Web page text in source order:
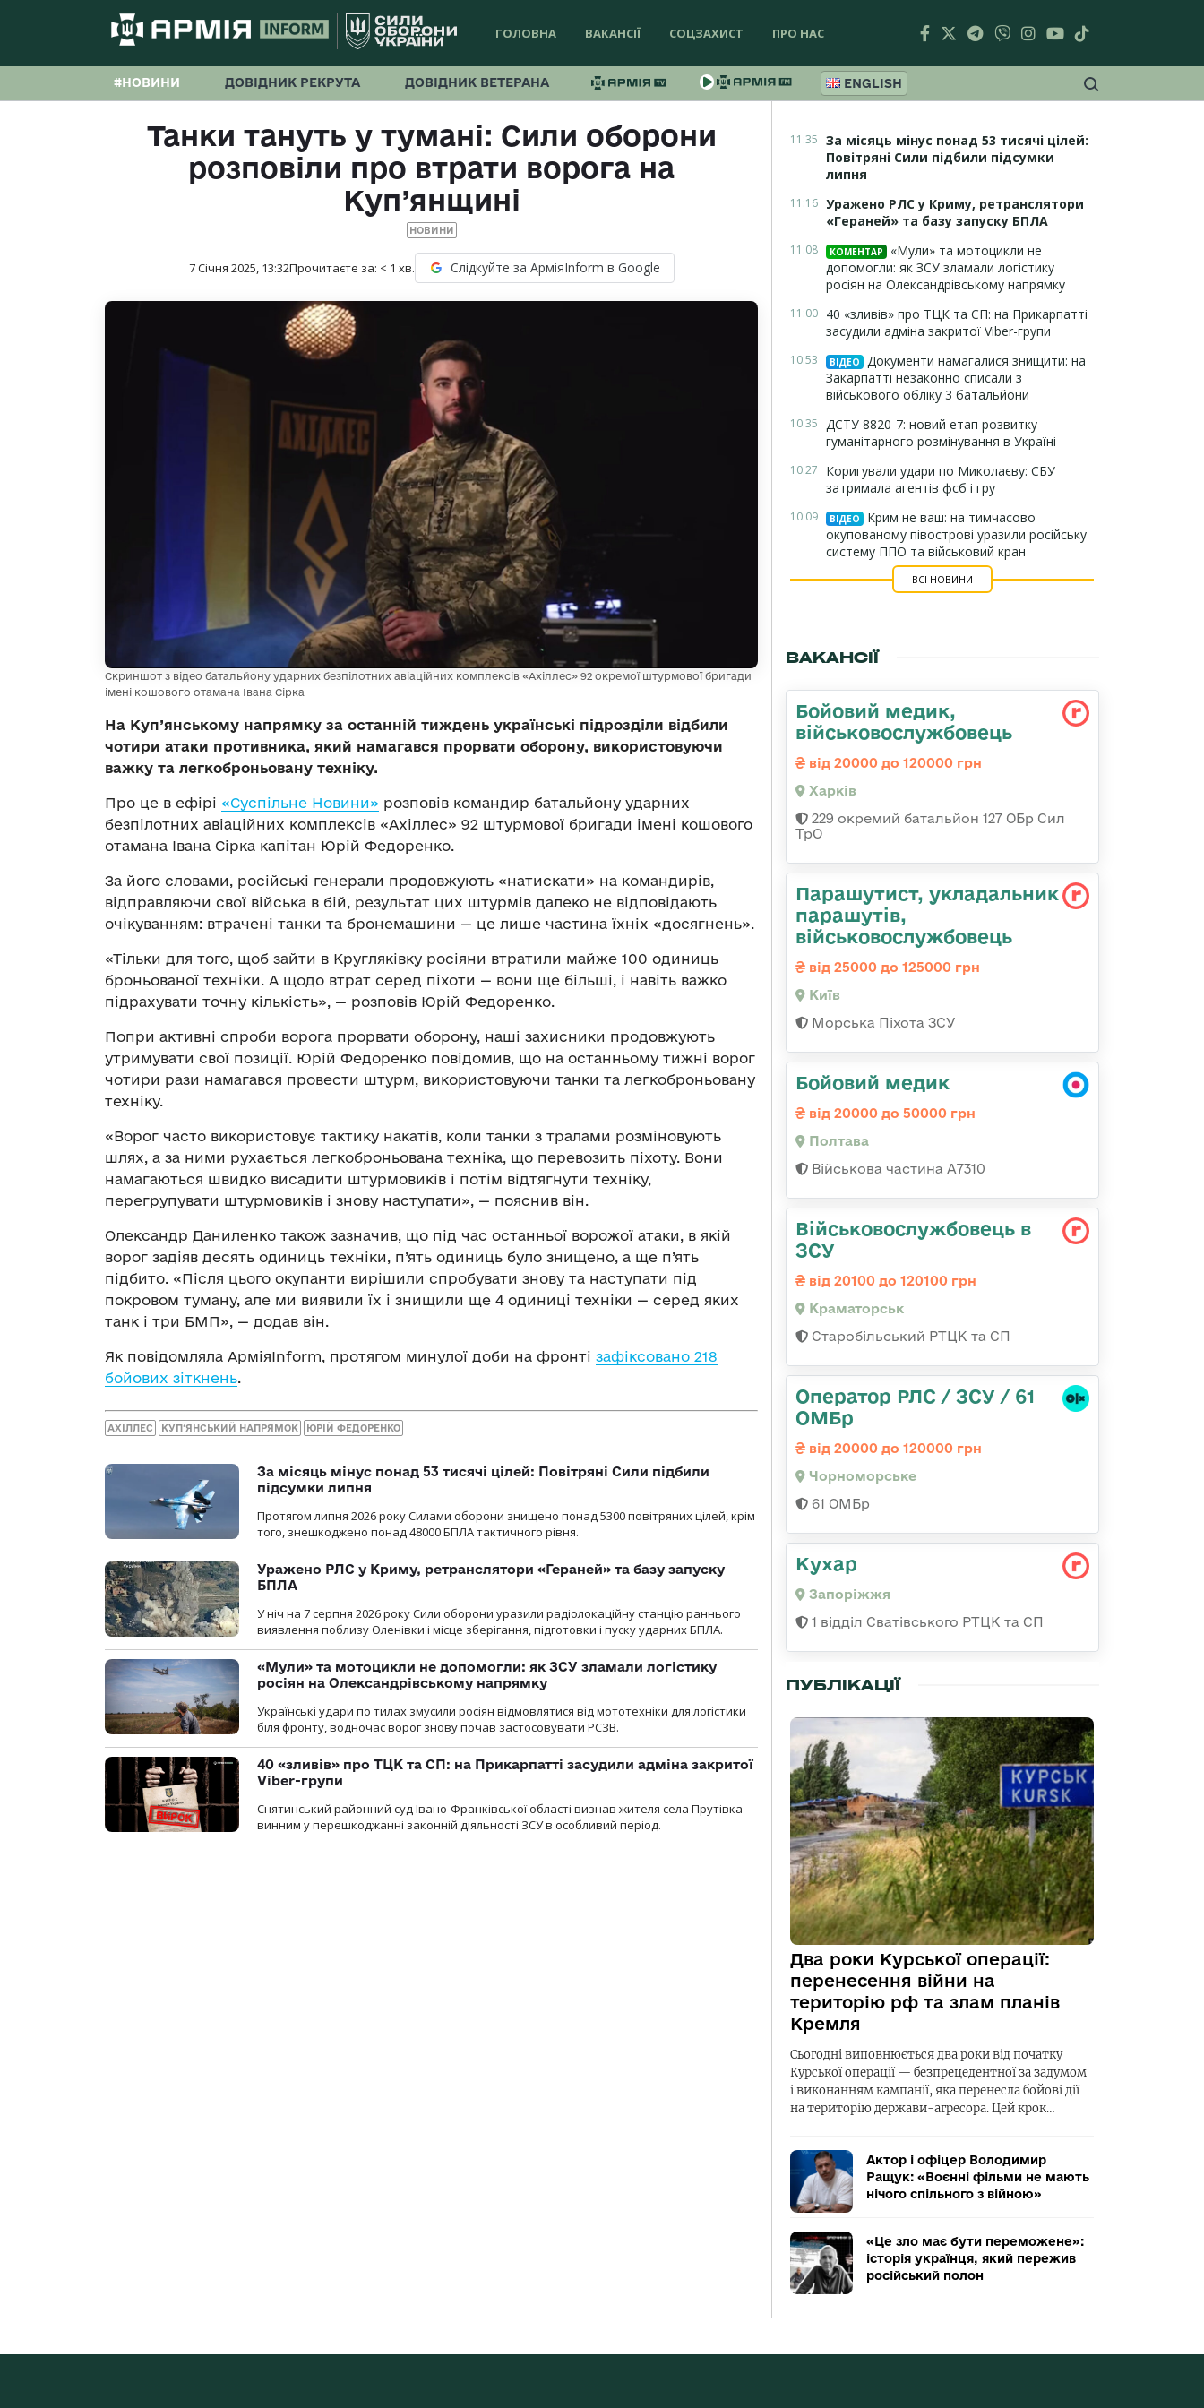
ГОЛОВНА ВАКАНСІЇ СОЦЗАХИСТ ПРО НАС
#НОВИНИ ДОВІДНИК РЕКРУТА ДОВІДНИК ВЕТЕРАНА ENGLISH
Танки тануть у тумані: Сили оборони
розповіли про втрати ворога на
Куп’янщині
НОВИНИ
7 Січня 2025, 13:32Прочитаєте за: < 1 хв. Слідкуйте за АрміяInform в Google
Скриншот з відео батальйону ударних безпілотних авіаційних комплексів «Ахіллес» 92 окремої штурмової бригади
імені кошового отамана Івана Сірка
На Куп’янському напрямку за останній тиждень українські підрозділи відбили
чотири атаки противника, який намагався прорвати оборону, використовуючи
важку та легкоброньовану техніку.
Про це в ефірі «Суспільне Новини» розповів командир батальйону ударних
безпілотних авіаційних комплексів «Ахіллес» 92 штурмової бригади імені кошового
отамана Івана Сірка капітан Юрій Федоренко.
За його словами, російські генерали продовжують «натискати» на командирів,
відправляючи свої війська в бій, результат цих штурмів далеко не відповідають
очікуванням: втрачені танки та бронемашини — це лише частина їхніх «досягнень».
«Тільки для того, щоб зайти в Кругляківку росіяни втратили майже 100 одиниць
броньованої техніки. А щодо втрат серед піхоти — вони ще більші, і навіть важко
підрахувати точну кількість», — розповів Юрій Федоренко.
Попри активні спроби ворога прорвати оборону, наші захисники продовжують
утримувати свої позиції. Юрій Федоренко повідомив, що на останньому тижні ворог
чотири рази намагався провести штурм, використовуючи танки та легкоброньовану
техніку.
«Ворог часто використовує тактику накатів, коли танки з тралами розміновують
шлях, а за ними рухається легкоброньована техніка, що перевозить піхоту. Вони
намагаються швидко висадити штурмовиків і потім відтягнути техніку,
перегрупувати штурмовиків і знову наступати», — пояснив він.
Олександр Даниленко також зазначив, що під час останньої ворожої атаки, в якій
ворог задіяв десять одиниць техніки, п’ять одиниць було знищено, а ще п’ять
підбито. «Після цього окупанти вирішили спробувати знову та наступати під
покровом туману, але ми виявили їх і знищили ще 4 одиниці техніки — серед яких
танк і три БМП», — додав він.
Як повідомляла АрміяInform, протягом минулої доби на фронті зафіксовано 218
бойових зіткнень.
АХІЛЛЕС КУП‘ЯНСЬКИЙ НАПРЯМОК ЮРІЙ ФЕДОРЕНКО
За місяць мінус понад 53 тисячі цілей: Повітряні Сили підбили
підсумки липня
Протягом липня 2026 року Cилами оборони знищено понад 5300 повітряних цілей, крім
того, знешкоджено понад 48000 БПЛА тактичного рівня.
Уражено РЛС у Криму, ретранслятори «Гераней» та базу запуску
БПЛА
У ніч на 7 серпня 2026 року Сили оборони уразили радіолокаційну станцію раннього
виявлення поблизу Оленівки і місце зберігання, підготовки і пуску ударних БПЛА.
«Мули» та мотоцикли не допомогли: як ЗСУ зламали логістику
росіян на Олександрівському напрямку
Українські удари по тилах змусили росіян відмовлятися від мототехніки для логістики
біля фронту, водночас ворог знову почав застосовувати РСЗВ.
40 «зливів» про ТЦК та СП: на Прикарпатті засудили адміна закритої
Viber-групи
Снятинський районний суд Івано-Франківської області визнав жителя села Прутівка
винним у перешкоджанні законній діяльності ЗСУ в особливий період.
11:35 За місяць мінус понад 53 тисячі цілей:
Повітряні Сили підбили підсумки
липня
11:16 Уражено РЛС у Криму, ретранслятори
«Гераней» та базу запуску БПЛА
11:08 КОМЕНТАР
«Мули» та мотоцикли не
допомогли: як ЗСУ зламали логістику
росіян на Олександрівському напрямку
11:00 40 «зливів» про ТЦК та СП: на Прикарпатті
засудили адміна закритої Viber-групи
10:53 ВІДЕО
Документи намагалися знищити: на
Закарпатті незаконно списали з
військового обліку 3 батальйони
10:35 ДСТУ 8820-7: новий етап розвитку
гуманітарного розмінування в Україні
10:27
Коригували удари по Миколаєву: СБУ
затримала агентів фсб і гру
10:09 ВІДЕО
Крим не ваш: на тимчасово
окупованому півострові уразили російську
систему ППО та військовий кран
ВСІ НОВИНИ
ВАКАНСІЇ
Бойовий медик,
військовослужбовець
від 20000 до 120000 грн
Харків
229 окремий батальйон 127 ОБр Сил
ТрО
Парашутист, укладальник
парашутів,
військовослужбовець
від 25000 до 125000 грн
Київ
Морська Піхота ЗСУ
Бойовий медик
від 20000 до 50000 грн
Полтава
Військова частина A7310
Військовослужбовець в
ЗСУ
від 20100 до 120100 грн
Краматорськ
Старобільський РТЦК та СП
Оператор РЛС / ЗСУ / 61
ОМБр
від 20000 до 120000 грн
Чорноморське
61 ОМБр
Кухар
Запоріжжя
1 відділ Сватівського РТЦК та СП
ПУБЛІКАЦІЇ
Два роки Курської операції:
перенесення війни на
територію рф та злам планів
Кремля
Сьогодні виповнюється два роки від початку
Курської операції — безпрецедентної за задумом
і виконанням кампанії, яка перенесла бойові дії
на територію держави-агресора. Цей крок…
Актор і офіцер Володимир
Ращук: «Воєнні фільми не мають
нічого спільного з війною»
«Це зло має бути переможене»:
історія українця, який пережив
російський полон